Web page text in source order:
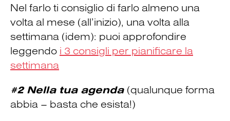
Nel farlo ti consiglio di farlo almeno una
volta al mese (all’inizio), una volta alla
settimana (idem): puoi approfondire
leggendo i 3 consigli per pianificare la
settimana
#2 Nella tua agenda (qualunque forma
abbia – basta che esista!)